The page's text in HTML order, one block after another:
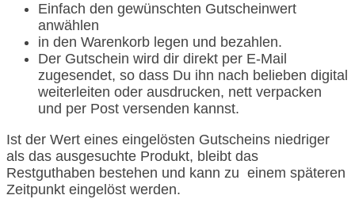
Einfach den gewünschten Gutscheinwert
anwählen
in den Warenkorb legen und bezahlen.
Der Gutschein wird dir direkt per E-Mail
zugesendet, so dass Du ihn nach belieben digital
weiterleiten oder ausdrucken, nett verpacken
und per Post versenden kannst.
Ist der Wert eines eingelösten Gutscheins niedriger
als das ausgesuchte Produkt, bleibt das
Restguthaben bestehen und kann zu einem späteren
Zeitpunkt eingelöst werden.